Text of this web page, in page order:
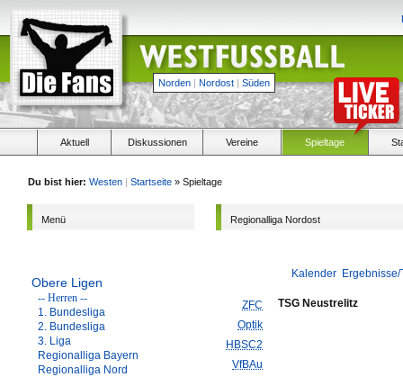
Norden | Nordost | Süden
Aktuell Diskussionen Vereine Spieltage
Du bist hier: Westen | Startseite » Spieltage
Menü
Obere Ligen
-- Herren --
1. Bundesliga
2. Bundesliga
3. Liga
Regionalliga Bayern
Regionalliga Nord
Regionalliga Nordost
Kalender
ZFC
Optik
HBSC2
VfBAu
TSG Neustrelitz